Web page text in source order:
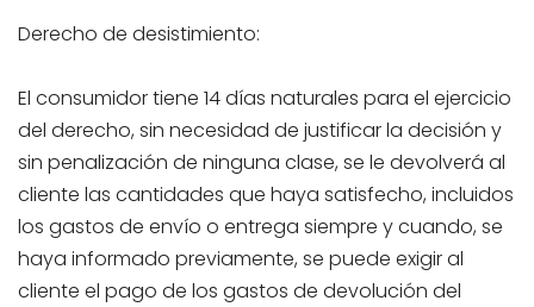
Derecho de desistimiento:
El consumidor tiene 14 días naturales para el ejercicio
del derecho, sin necesidad de justificar la decisión y
sin penalización de ninguna clase, se le devolverá al
cliente las cantidades que haya satisfecho, incluidos
los gastos de envío o entrega siempre y cuando, se
haya informado previamente, se puede exigir al
cliente el pago de los gastos de devolución del